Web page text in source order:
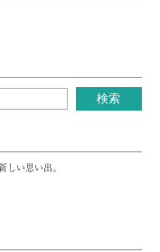
い思い出。